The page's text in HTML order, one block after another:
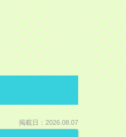
掲載日：2026.08.07